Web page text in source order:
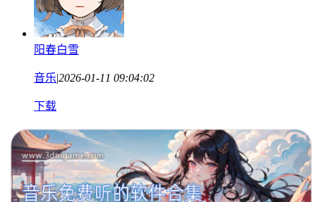
阳春白雪
音乐|2026-01-11 09:04:02
下载